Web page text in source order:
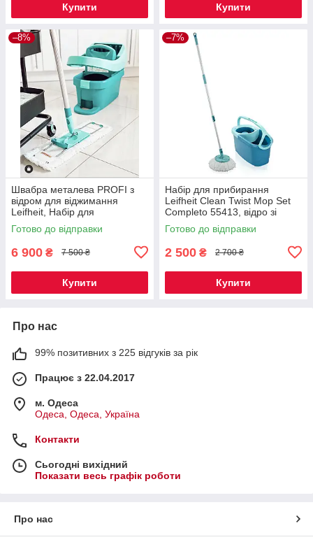
Купити Купити
–8%
Швабра металева PROFI з
відром для віджимання
Leifheit, Набір для
прибирання швабра-стрічка з
відром
Готово до відправки
6 900 ₴ 7 500 ₴
Купити
–7%
Набір для прибирання
Leifheit Clean Twist Mop Set
Completo 55413, відро зі
шваброю та системою
віджиму
Готово до відправки
2 500 ₴ 2 700 ₴
Купити
Про нас
99% позитивних з 225 відгуків за рік
Працює з 22.04.2017
м. Одеса
Одеса, Одеса, Україна
Контакти
Сьогодні вихідний
Показати весь графік роботи
Про нас